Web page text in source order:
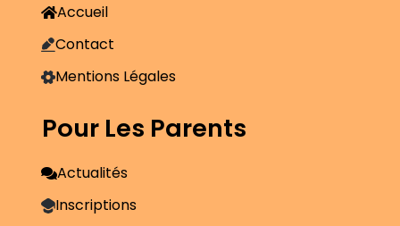
Accueil
Contact
Mentions Légales
Pour Les Parents
Actualités
Inscriptions